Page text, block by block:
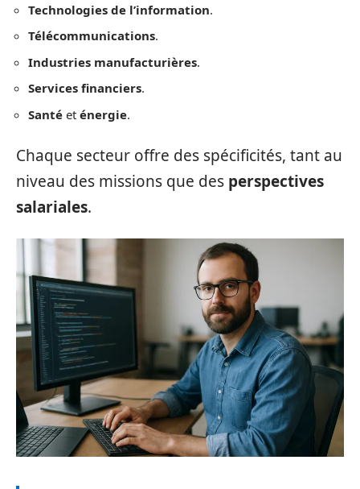
Technologies de l’information.
Télécommunications.
Industries manufacturières.
Services financiers.
Santé et énergie.
Chaque secteur offre des spécificités, tant au
niveau des missions que des perspectives
salariales.